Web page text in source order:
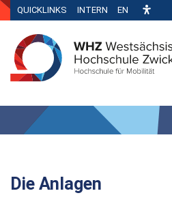
QUICKLINKS INTERN EN
Die Anlagen